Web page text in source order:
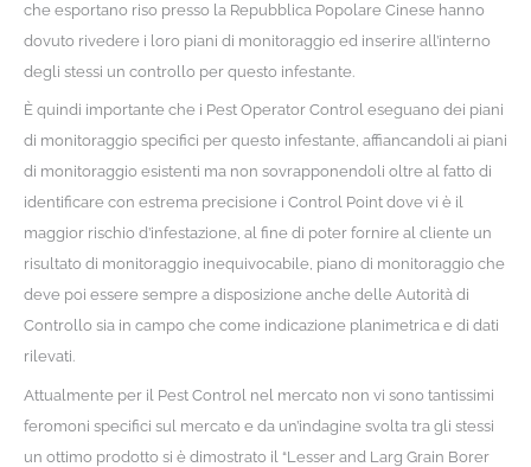
che esportano riso presso la Repubblica Popolare Cinese hanno
dovuto rivedere i loro piani di monitoraggio ed inserire all’interno
degli stessi un controllo per questo infestante.
È quindi importante che i Pest Operator Control eseguano dei piani
di monitoraggio specifici per questo infestante, affiancandoli ai piani
di monitoraggio esistenti ma non sovrapponendoli oltre al fatto di
identificare con estrema precisione i Control Point dove vi è il
maggior rischio d’infestazione, al fine di poter fornire al cliente un
risultato di monitoraggio inequivocabile, piano di monitoraggio che
deve poi essere sempre a disposizione anche delle Autorità di
Controllo sia in campo che come indicazione planimetrica e di dati
rilevati.
Attualmente per il Pest Control nel mercato non vi sono tantissimi
feromoni specifici sul mercato e da un’indagine svolta tra gli stessi
un ottimo prodotto si è dimostrato il “Lesser and Larg Grain Borer